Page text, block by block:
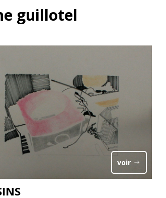
guillotel
voir